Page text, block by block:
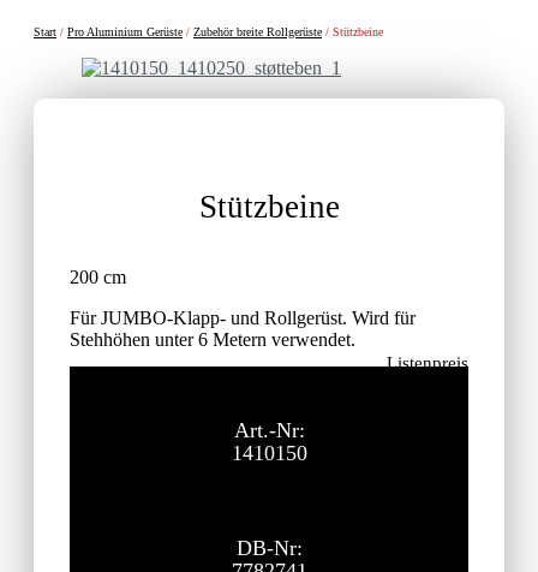
Start / Pro Aluminium Gerüste / Zubehör breite Rollgerüste / Stützbeine
Stützbeine
200 cm
Für JUMBO-Klapp- und Rollgerüst. Wird für
Stehhöhen unter 6 Metern verwendet.
Listenpreis
Art.-Nr:
1410150
DB-Nr: